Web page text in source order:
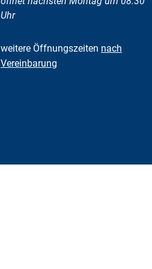
Uhr
weitere Öffnungszeiten nach
Vereinbarung